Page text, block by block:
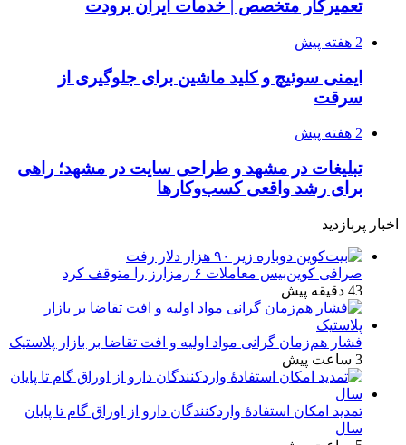
تعمیرکار متخصص | خدمات ایران برودت
2 هفته پیش
ایمنی سوئیچ و کلید ماشین برای جلوگیری از
سرقت
2 هفته پیش
تبلیغات در مشهد و طراحی سایت در مشهد؛ راهی
برای رشد واقعی کسب‌وکارها
اخبار پربازدید
صرافی کوین‌بیس معاملات ۶ رمزارز را متوقف کرد
43 دقیقه پیش
فشار هم‌زمان گرانی مواد اولیه و افت تقاضا بر بازار پلاستیک
3 ساعت پیش
تمدید امکان استفادۀ واردکنندگان دارو از اوراق گام تا پایان
سال